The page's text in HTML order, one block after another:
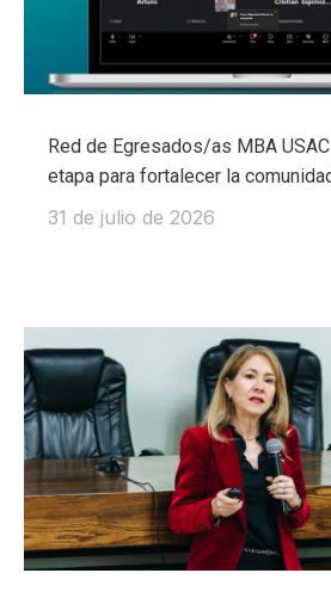
Red de Egresados/as MBA
etapa para fortalecer la
31 de julio de 2026